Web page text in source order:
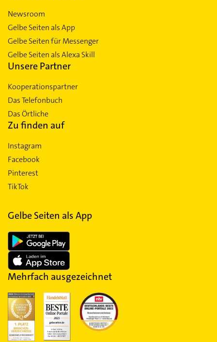
Newsroom
Gelbe Seiten als App
Gelbe Seiten für Messenger
Gelbe Seiten als Alexa Skill
Unsere Partner
Kooperationspartner
Das Telefonbuch
Das Örtliche
Zu finden auf
Instagram
Facebook
Pinterest
TikTok
Gelbe Seiten als App
Mehrfach ausgezeichnet